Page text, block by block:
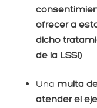
ofrecer a
dicho
de la LSSI).
Una multa
atender el